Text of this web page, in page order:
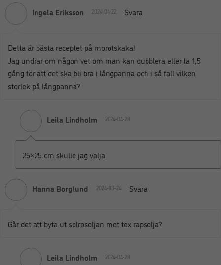
Ingela Eriksson 2024-04-22 Svara
Detta är bästa receptet på morotskaka!
Jag undrar om någon vet om man kan dubblera eller ta 1,5
gång för att det ska bli bra i långpanna och i så fall vilken
storlek på långpanna?
Leila Lindholm 2024-04-28
25×25 cm skulle jag välja.
Hanna Borglund 2024-03-24 Svara
Går det att byta ut solrosoljan mot tex rapsolja?
Leila Lindholm 2024-04-28